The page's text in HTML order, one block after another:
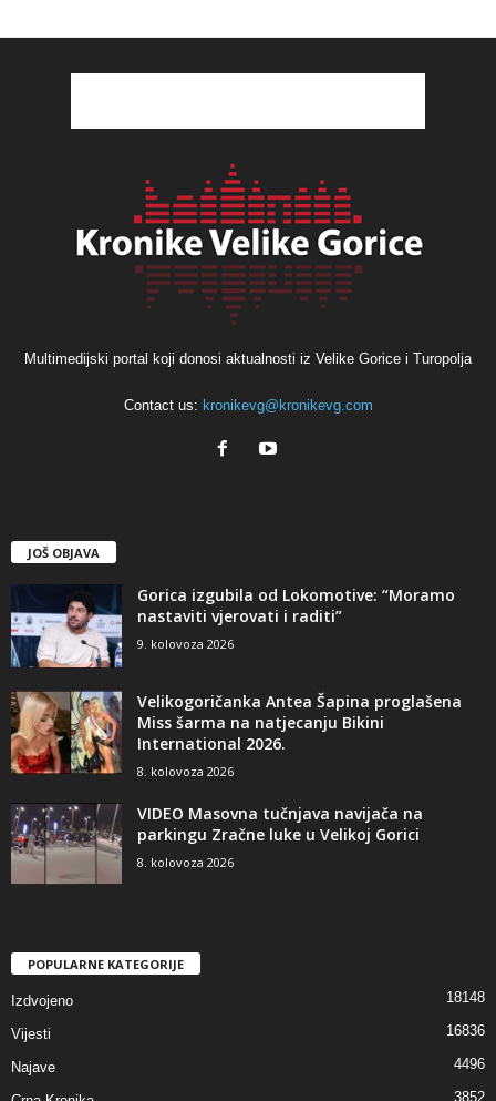
Multimedijski portal koji donosi aktualnosti iz Velike Gorice i Turopolja
Contact us: kronikevg@kronikevg.com
JOŠ OBJAVA
Gorica izgubila od Lokomotive: “Moramo
nastaviti vjerovati i raditi”
9. kolovoza 2026
Velikogoričanka Antea Šapina proglašena
Miss šarma na natjecanju Bikini
International 2026.
8. kolovoza 2026
VIDEO Masovna tučnjava navijača na
parkingu Zračne luke u Velikoj Gorici
8. kolovoza 2026
POPULARNE KATEGORIJE
Izdvojeno 18148
Vijesti 16836
Najave 4496
3852